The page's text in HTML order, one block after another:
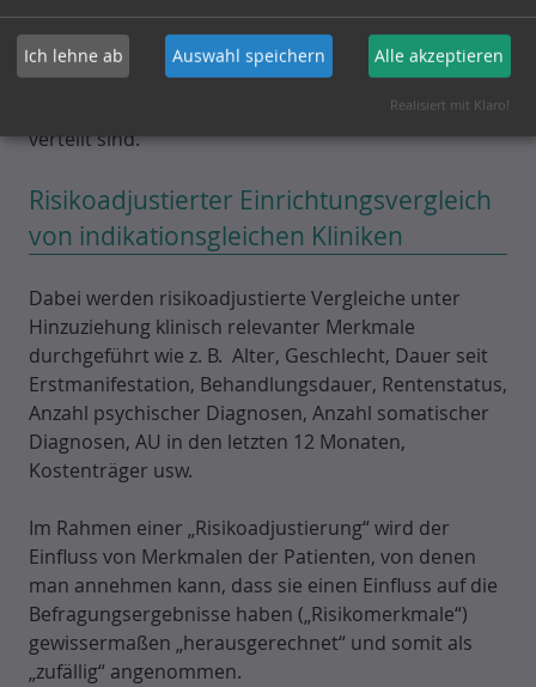
Tatsächlich ist dies in der Regel ein ungerechter
Fehlschluss, insbesondere, wenn man davon
ausgehen kann (muss), dass wichtige Merkmale der
Patienten zwischen den Kliniken unterschiedlich
verteilt sind.
Risikoadjustierter Einrichtungsvergleich
von indikationsgleichen Kliniken
Dabei werden risikoadjustierte Vergleiche unter
Hinzuziehung klinisch relevanter Merkmale
durchgeführt wie z. B. Alter, Geschlecht, Dauer seit
Erstmanifestation, Behandlungsdauer, Rentenstatus,
Anzahl psychischer Diagnosen, Anzahl somatischer
Diagnosen, AU in den letzten 12 Monaten,
Kostenträger usw.
Im Rahmen einer „Risikoadjustierung“ wird der
Einfluss von Merkmalen der Patienten, von denen
man annehmen kann, dass sie einen Einfluss auf die
Befragungsergebnisse haben („Risikomerkmale“)
gewissermaßen „herausgerechnet“ und somit als
„zufällig“ angenommen.
Ich lehne ab Auswahl speichern Alle akzeptieren
Realisiert mit Klaro!